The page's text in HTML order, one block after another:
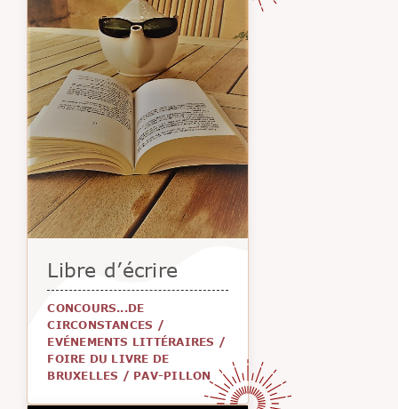
Libre d’écrire
CONCOURS...DE
CIRCONSTANCES /
EVÉNEMENTS LITTÉRAIRES /
FOIRE DU LIVRE DE
BRUXELLES / PAV-PILLON